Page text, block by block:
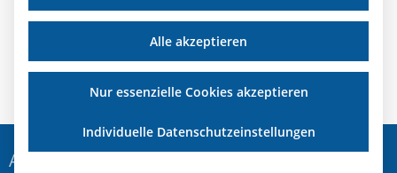
Weiterlesen »
ADRESSE
Alle akzeptieren
Nur essenzielle Cookies akzeptieren
Individuelle Datenschutzeinstellungen